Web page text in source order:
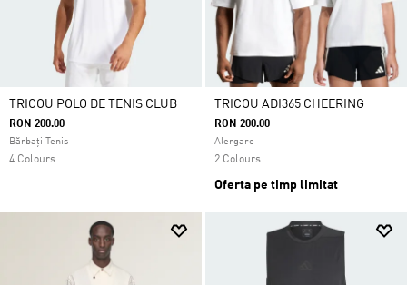
TRICOU POLO DE TENIS CLUB
RON 200.00
Bărbați Tenis
4 Colours
TRICOU ADI365 CHEERING
RON 200.00
Alergare
2 Colours
Oferta pe timp limitat